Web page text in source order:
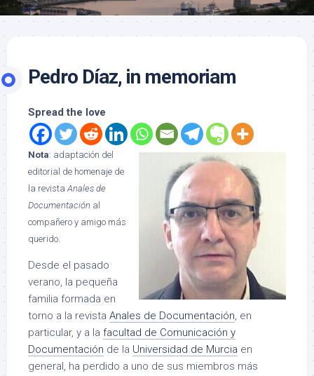
Pedro Díaz, in memoriam
Spread the love
Nota: adaptación del
editorial de homenaje de
la revistaAnales de
Documentación al
compañero y amigo más
querido.
Desde el pasado
verano, la pequeña
familia formada en
torno a la revista Anales de Documentación, en
particular, y a la facultad de Comunicación y
Documentación de la Universidad de Murcia en
general, ha perdido a uno de sus miembros más